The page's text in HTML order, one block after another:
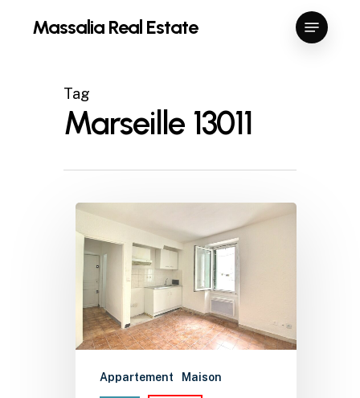
Massalia Real Estate Menu
Tag
Marseille 13011
Appartement Maison